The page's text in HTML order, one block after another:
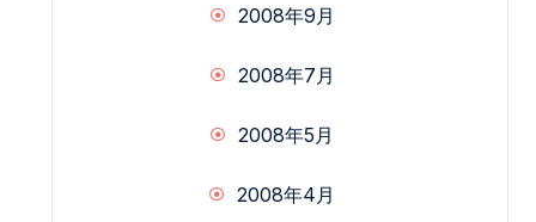
2008年9月
2008年7月
2008年5月
2008年4月